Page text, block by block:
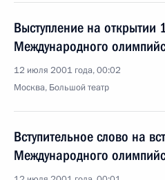
Выступление на открытии
Международного
12 июля 2001 года, 00:02
Москва, Большой театр
Вступительное слово на
Международного